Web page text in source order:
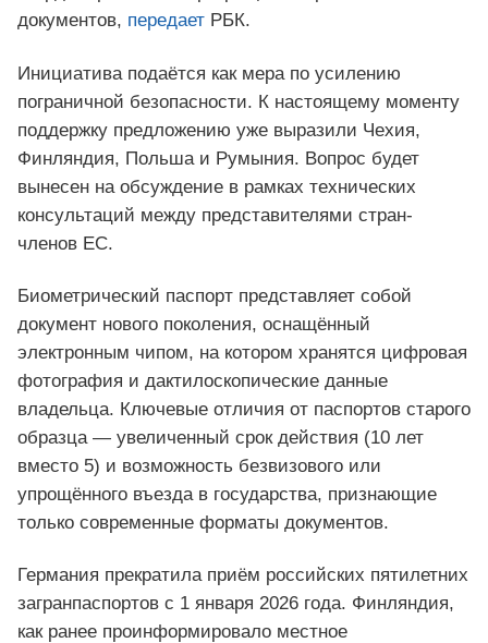
документов, передает РБК.
Инициатива подаётся как мера по усилению
пограничной безопасности. К настоящему моменту
поддержку предложению уже выразили Чехия,
Финляндия, Польша и Румыния. Вопрос будет
вынесен на обсуждение в рамках технических
консультаций между представителями стран-
членов ЕС.
Биометрический паспорт представляет собой
документ нового поколения, оснащённый
электронным чипом, на котором хранятся цифровая
фотография и дактилоскопические данные
владельца. Ключевые отличия от паспортов старого
образца — увеличенный срок действия (10 лет
вместо 5) и возможность безвизового или
упрощённого въезда в государства, признающие
только современные форматы документов.
Германия прекратила приём российских пятилетних
загранпаспортов с 1 января 2026 года. Финляндия,
как ранее проинформировало местное